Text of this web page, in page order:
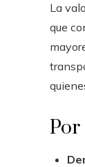
La
que
Por